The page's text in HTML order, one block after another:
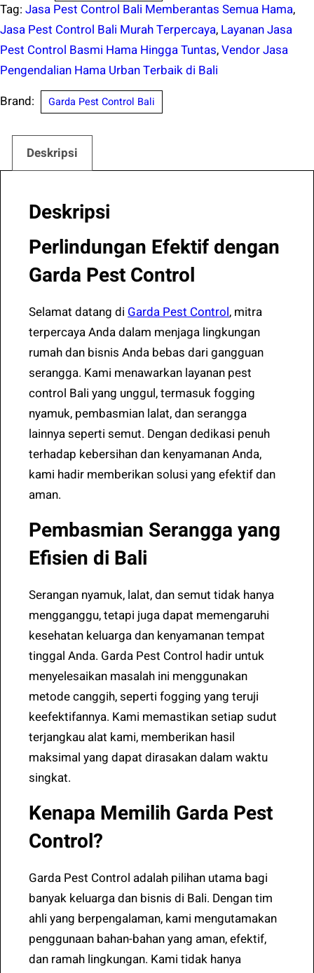
Tag: Jasa Pest Control Bali Memberantas Semua Hama,
Jasa Pest Control Bali Murah Terpercaya, Layanan Jasa
Pest Control Basmi Hama Hingga Tuntas,Vendor Jasa
Pengendalian Hama Urban Terbaik di Bali
Brand:
Garda Pest Control Bali
Deskripsi
Deskripsi
Perlindungan Efektif dengan
Garda Pest Control
Selamat datang di Garda Pest Control, mitra
terpercaya Anda dalam menjaga lingkungan
rumah dan bisnis Anda bebas dari gangguan
serangga. Kami menawarkan layanan pest
control Bali yang unggul, termasuk fogging
nyamuk, pembasmian lalat, dan serangga
lainnya seperti semut. Dengan dedikasi penuh
terhadap kebersihan dan kenyamanan Anda,
kami hadir memberikan solusi yang efektif dan
aman.
Pembasmian Serangga yang
Efisien di Bali
Serangan nyamuk, lalat, dan semut tidak hanya
mengganggu, tetapi juga dapat memengaruhi
kesehatan keluarga dan kenyamanan tempat
tinggal Anda. Garda Pest Control hadir untuk
menyelesaikan masalah ini menggunakan
metode canggih, seperti fogging yang teruji
keefektifannya. Kami memastikan setiap sudut
terjangkau alat kami, memberikan hasil
maksimal yang dapat dirasakan dalam waktu
singkat.
Kenapa Memilih Garda Pest
Control?
Garda Pest Control adalah pilihan utama bagi
banyak keluarga dan bisnis di Bali. Dengan tim
ahli yang berpengalaman, kami mengutamakan
penggunaan bahan-bahan yang aman, efektif,
dan ramah lingkungan. Kami tidak hanya